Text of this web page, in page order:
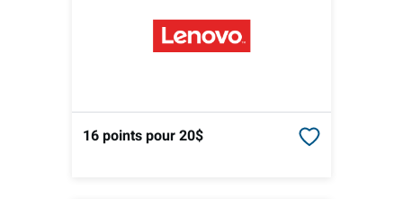
16 pointspour 20$